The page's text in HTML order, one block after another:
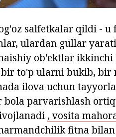
salfetkalar qildi -
ulardan gullar
ob'ektlar
to'p ularni bukib, bir
ilova uchun
bola parvarishlash
, vosita
fitna